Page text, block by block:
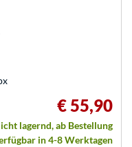
€ 55,90
lagernd, ab Bestellung
in 4-8 Werktagen